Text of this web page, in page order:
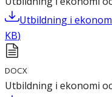
Utbildning i
KB)
DOCX
Utbildning i ekonomi